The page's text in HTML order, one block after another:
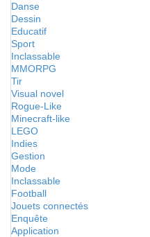
Danse
Dessin
Educatif
Sport
Inclassable
MMORPG
Tir
Visual novel
Rogue-Like
Minecraft-like
LEGO
Indies
Gestion
Mode
Inclassable
Football
Jouets connectés
Enquête
Application